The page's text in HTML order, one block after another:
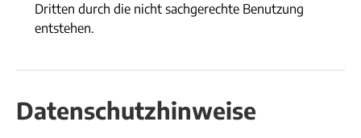
Dritten durch die nicht sachgerechte Benutzung
entstehen.
Datenschutzhinweise